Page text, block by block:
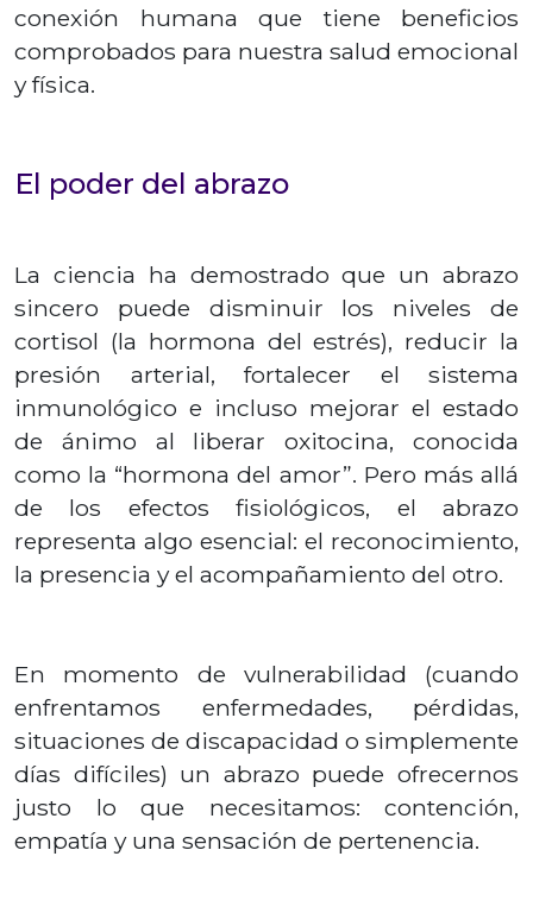
conexión humana que tiene beneficios
comprobados para nuestra salud emocional
y física.
El poder del abrazo
La ciencia ha demostrado que un abrazo
sincero puede disminuir los niveles de
cortisol (la hormona del estrés), reducir la
presión arterial, fortalecer el sistema
inmunológico e incluso mejorar el estado
de ánimo al liberar oxitocina, conocida
como la “hormona del amor”. Pero más allá
de los efectos fisiológicos, el abrazo
representa algo esencial: el reconocimiento,
la presencia y el acompañamiento del otro.
En momento de vulnerabilidad (cuando
enfrentamos enfermedades, pérdidas,
situaciones de discapacidad o simplemente
días difíciles) un abrazo puede ofrecernos
justo lo que necesitamos: contención,
empatía y una sensación de pertenencia.